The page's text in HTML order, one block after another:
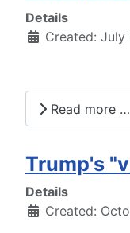
Details
Created: July
Read more …
Trump's
Details
Created: